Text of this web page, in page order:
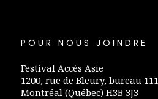
POUR NOUS JOINDRE
Festival Accès Asie
1200, rue de Bleury, bureau 111
Montréal (Québec) H3B 3J3